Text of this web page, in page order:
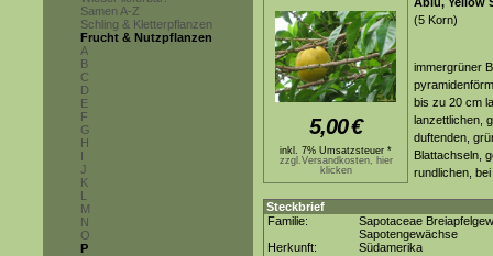
Samen A-Z
Schling & Kletterpflanzen
Frucht & Nutzpflanzen
A
B
C
D
E
F
G
H
I
J
K
L
M
N
O
P
5,00€
inkl. 7% Umsatzsteuer *
zzgl.Versandkosten, hier
klicken
(5 Korn)
immergrüner
bis zu 20 cm
lanzettlichen,
duftenden,
Blattachseln,
rundlichen,
Steckbrief
Familie:
Sapotaceae
Sapotengewächse
Herkunft:
Südamerika